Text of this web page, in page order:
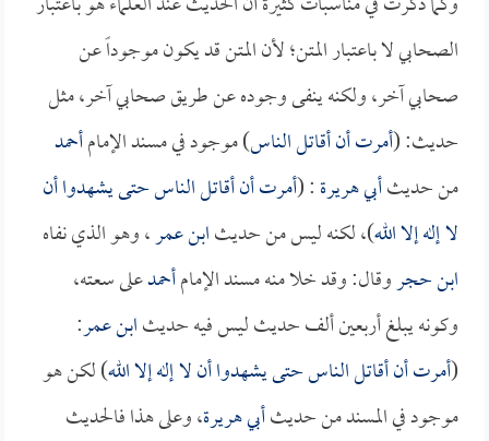
الصحابي لا باعتبار المتن؛ لأن المتن قد يكون موجوداً عن
صحابي آخر، ولكنه ينفى وجوده عن طريق صحابي آخر، مثل
حديث: (أمرت أن أقاتل الناس) موجود في مسند الإمامأحمد
من حديثأبي هريرة: (أمرت أن أقاتل الناس حتى يشهدوا أن
لا إله إلا الله)، لكنه ليس من حديثابن عمر، وهو الذي نفاه
ابن حجروقال: وقد خلا منه مسند الإمامأحمدعلى سعته،
وكونه يبلغ أربعين ألف حديث ليس فيه حديثابن عمر:
(أمرت أن أقاتل الناس حتى يشهدوا أن لا إله إلا الله) لكن هو
موجود في المسند من حديثأبي هريرة، وعلى هذا فالحديث